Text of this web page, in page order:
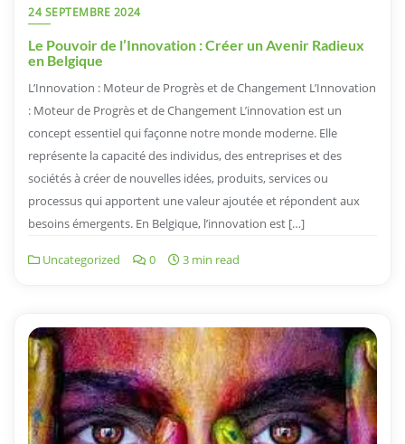
24 SEPTEMBRE 2024
Le Pouvoir de l’Innovation : Créer un Avenir Radieux
en Belgique
L’Innovation : Moteur de Progrès et de Changement L’Innovation
: Moteur de Progrès et de Changement L’innovation est un
concept essentiel qui façonne notre monde moderne. Elle
représente la capacité des individus, des entreprises et des
sociétés à créer de nouvelles idées, produits, services ou
processus qui apportent une valeur ajoutée et répondent aux
besoins émergents. En Belgique, l’innovation est […]
Uncategorized 0 3 min read